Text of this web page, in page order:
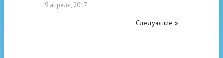
9 апреля, 2017
Следующие »